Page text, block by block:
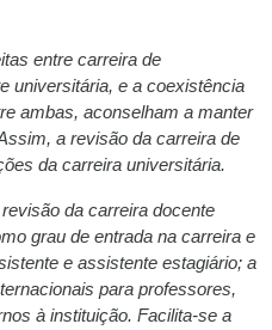
entre carreira de
universitária, e a coexistência
ambas, aconselham a manter
a revisão da carreira de
da carreira universitária.
da carreira docente
grau de entrada na carreira e
e assistente estagiário; a
para professores,
à instituição. Facilita-se a